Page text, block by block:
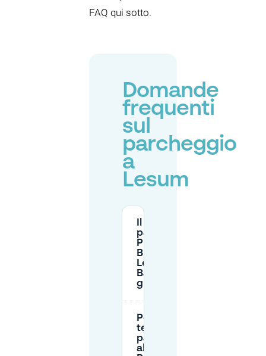
FAQ qui sotto.
Domande
frequenti
sul
parcheggio
a
Lesum
parcheggio
P+R
Bremen-
Lesum
Bahnhof è
gratuito?
Per quanto
tempo posso
parcheggiare
al P+R